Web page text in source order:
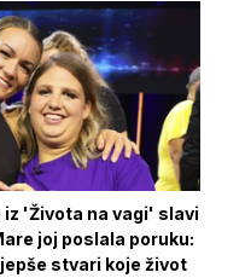
'Života na vagi' slavi
joj poslala poruku:
stvari koje život